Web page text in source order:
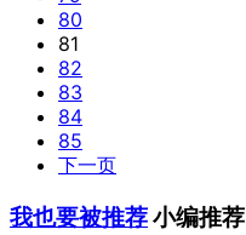
80
81
82
83
84
85
下一页
我也要被推荐小编推荐